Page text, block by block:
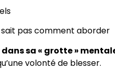
sait pas comment aborder
sa « grotte »
volonté de blesser.